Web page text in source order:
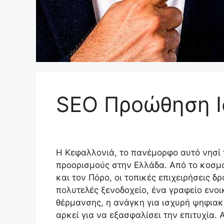
SEO Προώθηση
Η Κεφαλλονιά, το πανέμορφο αυτό νησί
προορισμούς στην Ελλάδα. Από το
και τον Πόρο, οι τοπικές επιχειρήσεις
πολυτελές ξενοδοχείο, ένα γραφείο
θέρμανσης, η ανάγκη για ισχυρή
αρκεί για να εξασφαλίσει την